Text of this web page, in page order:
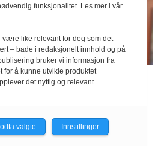
om flere
noen får
funksjonalitet. Les mer i vår
være like relevant for deg som det
– bade i redaksjonelt innhold og på
bruker vi informasjon fra
for å kunne utvikle produktet
det nyttig og relevant.
valgte Innstillinger